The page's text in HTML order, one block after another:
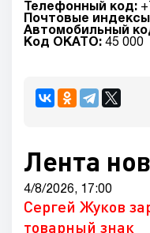
Телефонный код:
Почтовые
Автомобильный
Код ОКАТО: 45 000
Лента
4/8/2026, 17:00
Сергей Жуков
товарный знак